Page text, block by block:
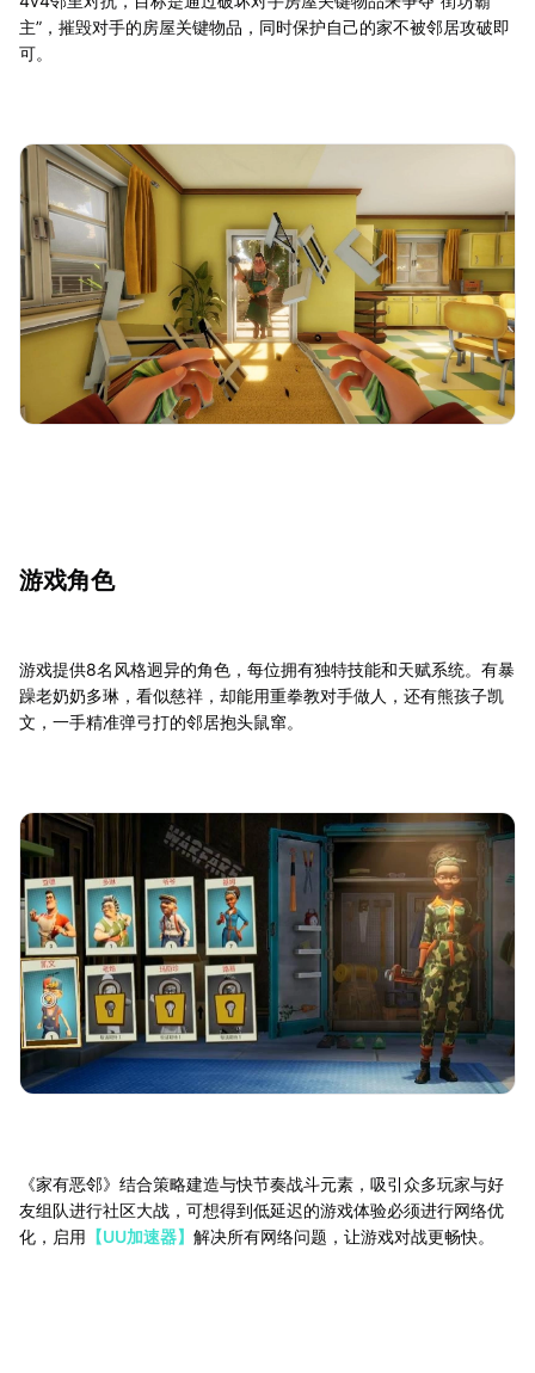
主”，摧毁对手的房屋关键物品，同时保护自己的家不被邻居攻破即
可。
游戏角色
游戏提供8名风格迥异的角色，每位拥有独特技能和天赋系统。有暴
躁老奶奶多琳，看似慈祥，却能用重拳教对手做人，还有熊孩子凯
文，一手精准弹弓打的邻居抱头鼠窜。
《家有恶邻》结合策略建造与快节奏战斗元素，吸引众多玩家与好
友组队进行社区大战，可想得到低延迟的游戏体验必须进行网络优
化，启用 【UU加速器】 解决所有网络问题，让游戏对战更畅快。